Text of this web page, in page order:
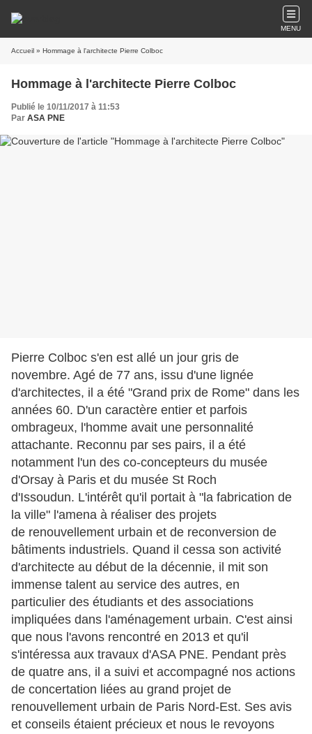
MENU
Accueil » Hommage à l'architecte Pierre Colboc
Hommage à l'architecte Pierre Colboc
Publié le 10/11/2017 à 11:53
Par ASA PNE
Pierre Colboc s'en est allé un jour gris de
novembre. Agé de 77 ans, issu d'une lignée
d'architectes, il a été "Grand prix de Rome" dans les
années 60. D'un caractère entier et parfois
ombrageux, l'homme avait une personnalité
attachante. Reconnu par ses pairs, il a été
notamment l'un des co-concepteurs du musée
d'Orsay à Paris et du musée St Roch
d'Issoudun. L'intérêt qu'il portait à "la fabrication de
la ville" l'amena à réaliser des projets
de renouvellement urbain et de reconversion de
bâtiments industriels. Quand il cessa son activité
d'architecte au début de la décennie, il mit son
immense talent au service des autres, en
particulier des étudiants et des associations
impliquées dans l'aménagement urbain. C'est ainsi
que nous l'avons rencontré en 2013 et qu'il
s'intéressa aux travaux d'ASA PNE. Pendant près
de quatre ans, il a suivi et accompagné nos actions
de concertation liées au grand projet de
renouvellement urbain de Paris Nord-Est. Ses avis
et conseils étaient précieux et nous le revoyons